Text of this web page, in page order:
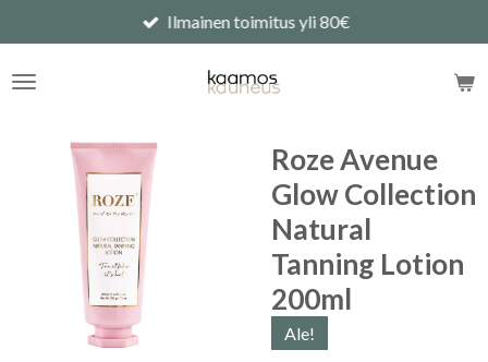
pääsisältöön
Ilmainen toimitus yli 80€
Roze Avenue
Glow Collection
Natural
Tanning Lotion
200ml
Ale!